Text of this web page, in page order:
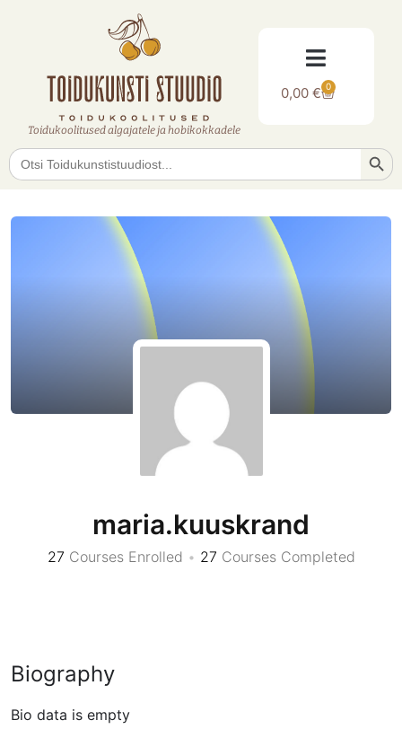
Toidukoolitused algajatele ja hobikokkadele
0,00€ 0
Search
for:
maria.kuuskrand
27 Courses Enrolled • 27 Courses Completed
Biography
Bio data is empty